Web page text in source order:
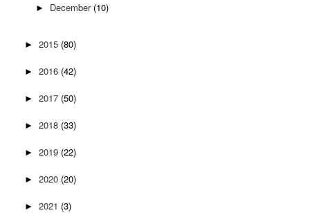
► December (10)
► 2015 (80)
► 2016 (42)
► 2017 (50)
► 2018 (33)
► 2019 (22)
► 2020 (20)
► 2021 (3)